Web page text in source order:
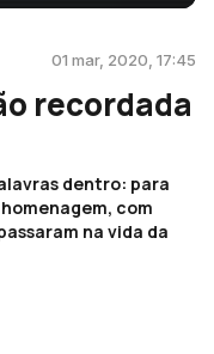
01 mar, 2020, 17:45
recordada
dentro: para
com
na vida da